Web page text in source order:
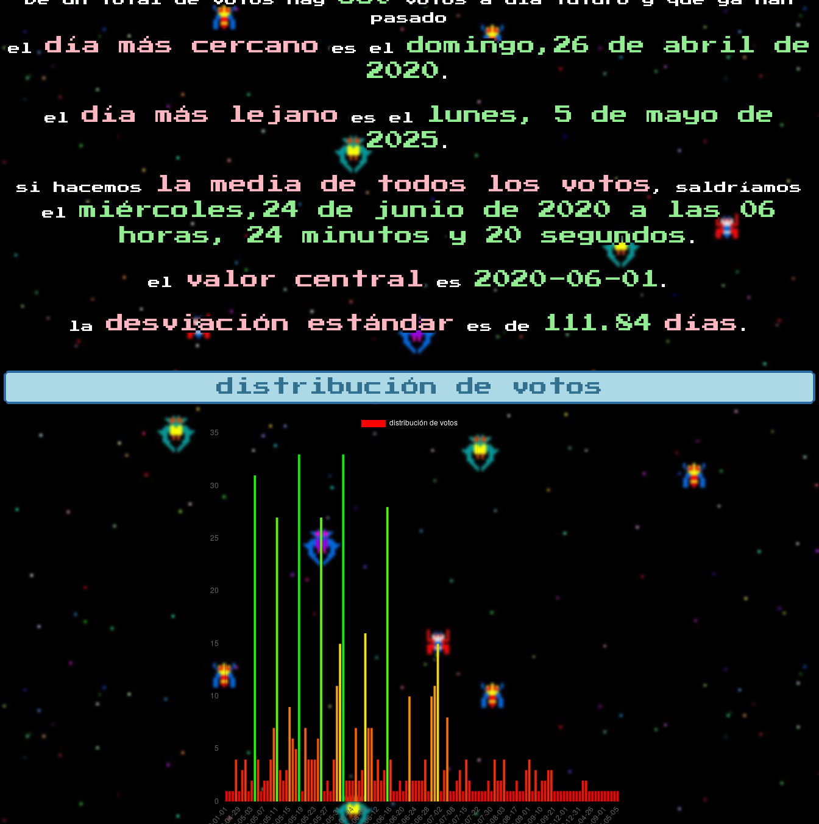
pasado
el día más cercano es el domingo,26 de abril de
2020 .
el día más lejano es el
lunes, 5 de mayo de
2025 .
si hacemos la media de todos los votos , saldríamos
el miércoles,24 de junio de 2020 a las 06
horas, 24 minutos y 20 segundos .
el valor centrales 2020-06-01 .
la desviación estándar es de 111.84 días .
distribución de votos